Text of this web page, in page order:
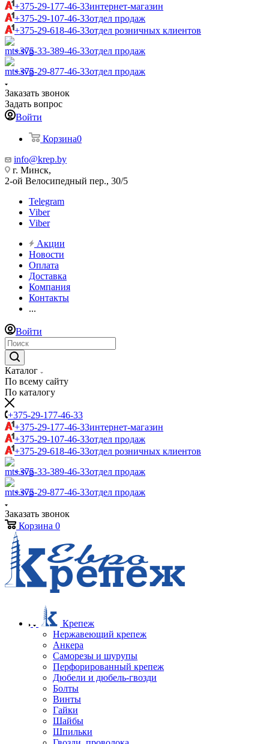
+375-29-177-46-33интернет-магазин
+375-29-107-46-33отдел продаж
+375-29-618-46-33отдел розничных клиентов
+375-33-389-46-33отдел продаж
+375-29-877-46-33отдел продаж
Заказать звонок
Задать вопрос
Войти
Корзина0
info@krep.by
г. Минск,
2-ой Велосипедный пер., 30/5
Telegram
Viber
Viber
Акции
Новости
Оплата
Доставка
Компания
Контакты
...
Войти
Каталог
По всему сайту
По каталогу
+375-29-177-46-33
+375-29-177-46-33интернет-магазин
+375-29-107-46-33отдел продаж
+375-29-618-46-33отдел розничных клиентов
+375-33-389-46-33отдел продаж
+375-29-877-46-33отдел продаж
Заказать звонок
Корзина 0
Крепеж
Нержавеющий крепеж
Анкера
Саморезы и шурупы
Перфорированный крепеж
Дюбели и дюбель-гвозди
Болты
Винты
Гайки
Шайбы
Шпильки